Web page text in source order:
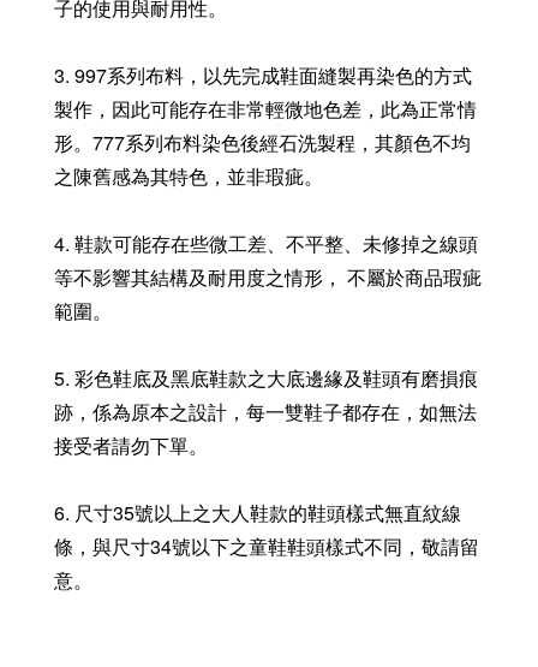
子的使用與耐用性。
3. 997系列布料，以先完成鞋面縫製再染色的方式
製作，因此可能存在非常輕微地色差，此為正常情
形。777系列布料染色後經石洗製程，其顏色不均
之陳舊感為其特色，並非瑕疵。
4. 鞋款可能存在些微工差、不平整、未修掉之線頭
等不影響其結構及耐用度之情形， 不屬於商品瑕疵
範圍。
5. 彩色鞋底及黑底鞋款之大底邊緣及鞋頭有磨損痕
跡，係為原本之設計，每一雙鞋子都存在，如無法
接受者請勿下單。
6. 尺寸35號以上之大人鞋款的鞋頭樣式無直紋線
條，與尺寸34號以下之童鞋鞋頭樣式不同，敬請留
意。